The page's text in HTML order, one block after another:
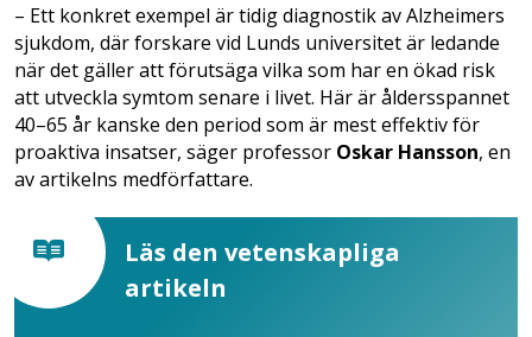
– Ett konkret exempel är tidig diagnostik av Alzheimers
sjukdom, där forskare vid Lunds universitet är ledande
när det gäller att förutsäga vilka som har en ökad risk
att utveckla symtom senare i livet. Här är åldersspannet
40–65 år kanske den period som är mest effektiv för
proaktiva insatser, säger professor Oskar Hansson, en
av artikelns medförfattare.
Läs den vetenskapliga
artikeln